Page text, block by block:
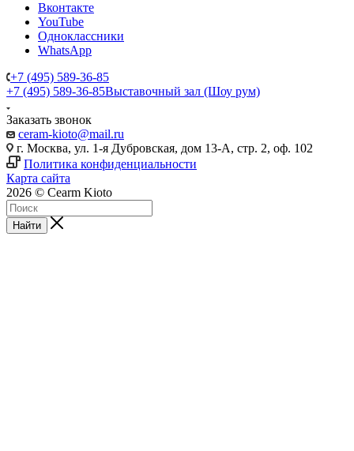
Вконтакте
YouTube
Одноклассники
WhatsApp
+7 (495) 589-36-85
+7 (495) 589-36-85Выставочный зал (Шоу рум)
Заказать звонок
ceram-kioto@mail.ru
г. Москва, ул. 1-я Дубровская, дом 13-А, стр. 2, оф. 102
Политика конфиденциальности
Карта сайта
2026 © Cearm Kioto
Найти